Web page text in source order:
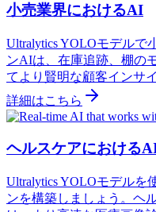
小売業界におけるAI
Ultralytics YOLOモデルで
ンAIは、在庫追跡、棚の
てより賢明な顧客インサ
詳細はこちら
ヘルスケアにおける
Ultralytics YOLOモデルを
ンを構築しましょう。ヘ